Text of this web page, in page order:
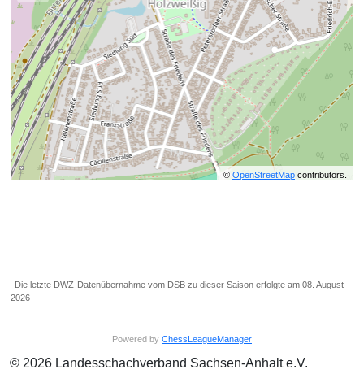
© OpenStreetMapcontributors.
Die letzte DWZ-Datenübernahme vom DSB zu dieser Saison erfolgte am 08. August
2026
Powered by ChessLeagueManager
© 2026 Landesschachverband Sachsen-Anhalt e.V.